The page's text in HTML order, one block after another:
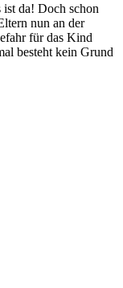
da! Doch schon
nun an der
für das Kind
besteht kein Grund